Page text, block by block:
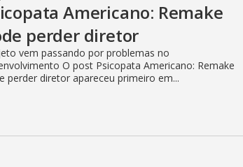
Americano: Remake
perder diretor
vem passando por problemas no
O post Psicopata Americano: Remake
perder diretor apareceu primeiro em...